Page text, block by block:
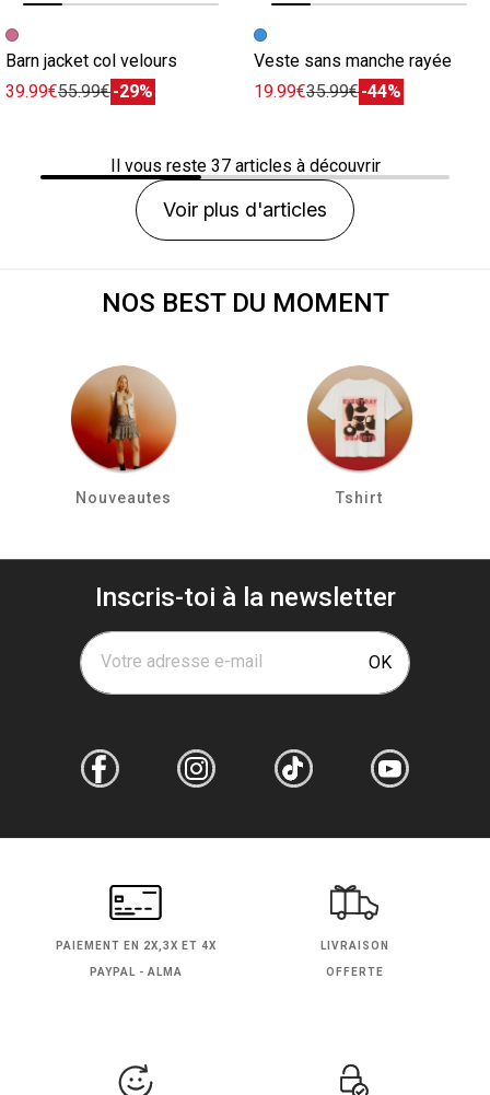
Image précédente
Image suivante
Barn jacket col velours
39.99€55.99€-29%
Image précédente
Image suivante
Veste sans manche rayée
19.99€35.99€-44%
Il vous reste 37articles à découvrir
Voir plus d'articles
NOS BEST DU MOMENT
Nouveautes Tshirt
Inscris-toi à la newsletter
Votre adresse e-mail OK
PAIEMENT EN 2X,3X ET 4X
PAYPAL - ALMA
LIVRAISON
OFFERTE